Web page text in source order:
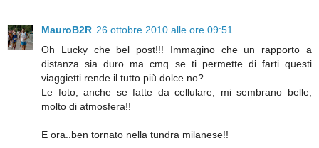
MauroB2R 26 ottobre 2010 alle ore 09:51
Oh Lucky che bel post!!! Immagino che un rapporto a
distanza sia duro ma cmq se ti permette di farti questi
viaggietti rende il tutto più dolce no?
Le foto, anche se fatte da cellulare, mi sembrano belle,
molto di atmosfera!!
E ora..ben tornato nella tundra milanese!!